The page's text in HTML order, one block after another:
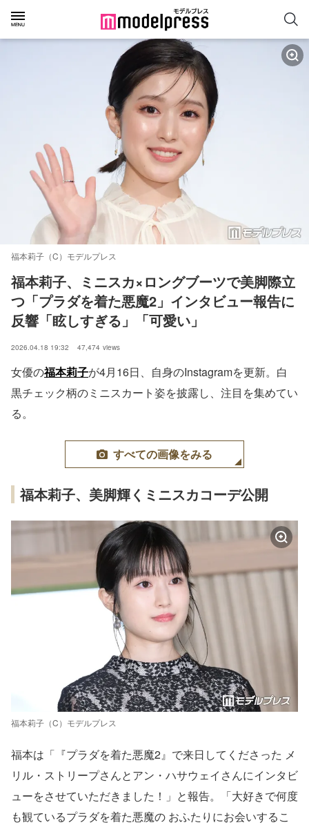
福本莉子（C）モデルプレス
福本莉子、ミニスカ×ロングブーツで美脚際立
つ「プラダを着た悪魔2」インタビュー報告に
反響「眩しすぎる」「可愛い」
2026.04.18 19:32 47,474 views
女優の福本莉子が4月16日、自身のInstagramを更新。白
黒チェック柄のミニスカート姿を披露し、注目を集めてい
る。
すべての画像をみる
福本莉子、美脚輝くミニスカコーデ公開
福本莉子（C）モデルプレス
福本は「『プラダを着た悪魔2』で来日してくださった メ
リル・ストリープさんとアン・ハサウェイさんにインタビ
ューをさせていただきました！」と報告。「大好きで何度
も観ているプラダを着た悪魔の おふたりにお会いするこ